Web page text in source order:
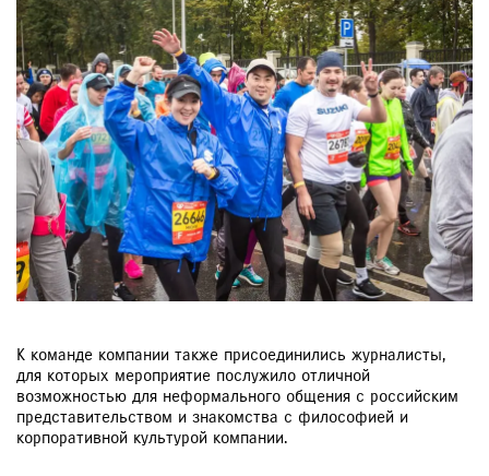
К команде компании также присоединились журналисты,
для которых мероприятие послужило отличной
возможностью для неформального общения с российским
представительством и знакомства с философией и
корпоративной культурой компании.